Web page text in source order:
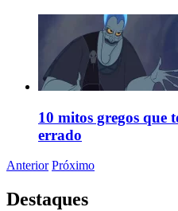
10 mitos gregos que
errado
Anterior Próximo
Destaques